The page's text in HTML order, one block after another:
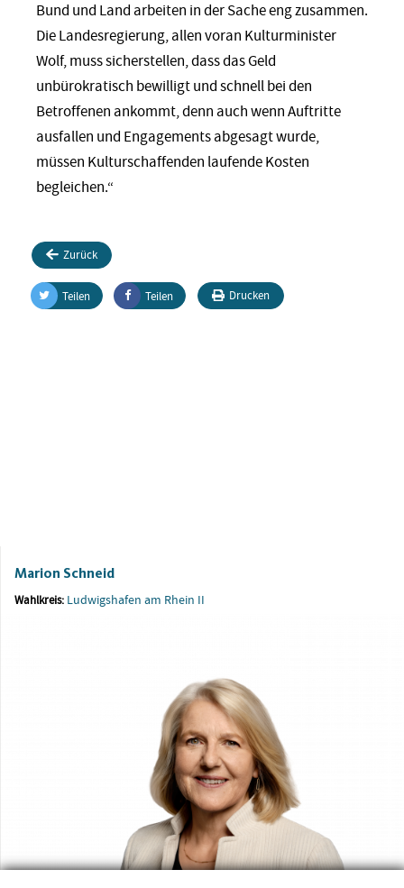
Bund und Land arbeiten in der Sache eng zusammen.
Die Landesregierung, allen voran Kulturminister
Wolf, muss sicherstellen, dass das Geld
unbürokratisch bewilligt und schnell bei den
Betroffenen ankommt, denn auch wenn Auftritte
ausfallen und Engagements abgesagt wurde,
müssen Kulturschaffenden laufende Kosten
begleichen.“
Zurück
Teilen Teilen Drucken
Marion Schneid
Wahlkreis: Ludwigshafen am Rhein II